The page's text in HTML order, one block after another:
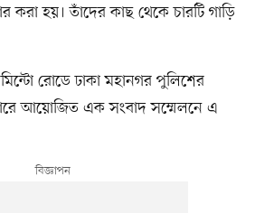
করা হয়। তাঁদের কাছ থেকে চারটি গাড়ি
রোডে ঢাকা মহানগর পুলিশের
আয়োজিত এক সংবাদ সম্মেলনে এ